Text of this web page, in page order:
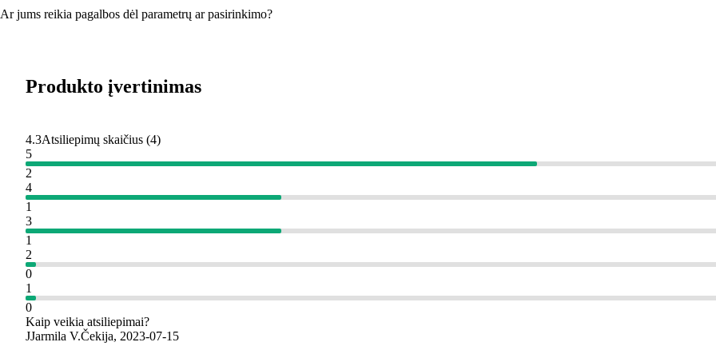
Ar jums reikia pagalbos dėl parametrų ar pasirinkimo?
Produkto įvertinimas
4.3Atsiliepimų skaičius (4)
5
2
4
1
3
1
2
0
1
0
Kaip veikia atsiliepimai?
JJarmila V.Čekija, 2023‑07‑15